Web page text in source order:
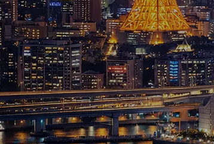
スポーツ
テニス四大大会・五輪